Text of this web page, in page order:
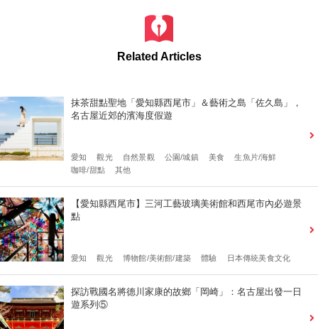
Related Articles
抹茶甜點聖地「愛知縣西尾市」＆藝術之島「佐久島」，
名古屋近郊的濱海度假遊
愛知 觀光 自然景觀 公園/城鎮 美食
生魚片/海鮮
咖啡/甜點
其他
【愛知縣西尾市】三河工藝玻璃美術館和西尾市內必遊景
點
愛知 觀光 博物館/美術館/建築 體驗 日本傳統美食文化
探訪戰國名將德川家康的故鄉「岡崎」：名古屋出發一日
遊系列⑤